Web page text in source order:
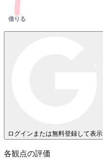
借りる
ログインまたは無料登録して表示
各観点の評価